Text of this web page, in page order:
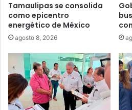
Tamaulipas se consolida
como epicentro
energético de México
agosto 8, 2026